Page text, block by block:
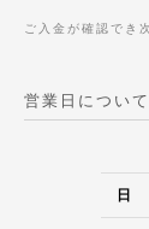
ご入金が確認でき
営業日について
日